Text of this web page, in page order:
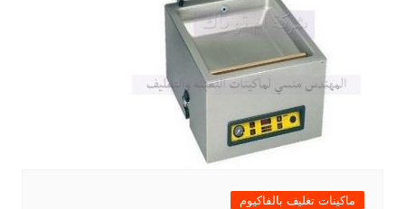
ماكينات تغليف بالفاكيوم